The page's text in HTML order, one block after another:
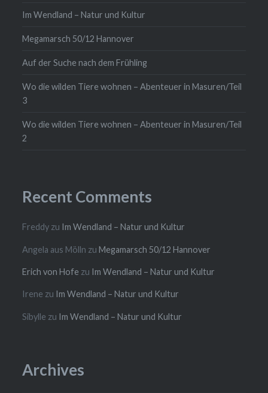
Im Wendland – Natur und Kultur
Megamarsch 50/12 Hannover
Auf der Suche nach dem Frühling
Wo die wilden Tiere wohnen – Abenteuer in Masuren/Teil
3
Wo die wilden Tiere wohnen – Abenteuer in Masuren/Teil
2
Recent Comments
Freddy zu Im Wendland – Natur und Kultur
Angela aus Mölln zuMegamarsch 50/12 Hannover
Erich von Hofe zu Im Wendland – Natur und Kultur
Irene zu Im Wendland – Natur und Kultur
Sibylle zu Im Wendland – Natur und Kultur
Archives